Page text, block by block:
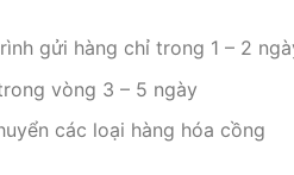
gửi hàng chỉ trong 1 – 2
vòng 3 – 5 ngày
các loại hàng hóa cồng